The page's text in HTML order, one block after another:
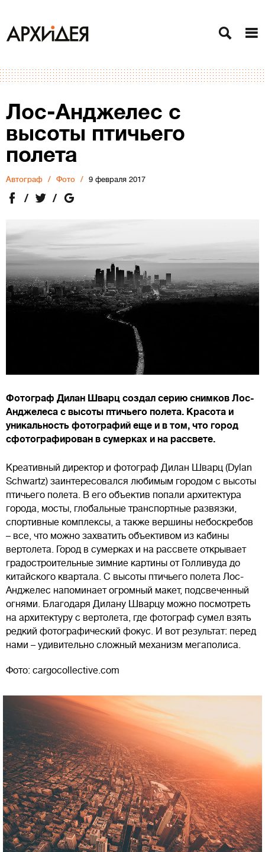
Лос-Анджелес с
высоты птичьего
полета
Автограф Фото 9 февраля 2017
Фотограф Дилан Шварц создал серию снимков Лос-
Анджелеса с высоты птичьего полета. Красота и
уникальность фотографий еще и в том, что город
сфотографирован в сумерках и на рассвете.
Креативный директор и фотограф Дилан Шварц (Dylan
Schwartz) заинтересовался любимым городом с высоты
птичьего полета. В его объектив попали архитектура
города, мосты, глобальные транспортные развязки,
спортивные комплексы, а также вершины небоскребов
– все, что можно захватить объективом из кабины
вертолета. Город в сумерках и на рассвете открывает
градостроительные зимние картины от Голливуда до
китайского квартала. С высоты птичьего полета Лос-
Анджелес напоминает огромный макет, подсвеченный
огнями. Благодаря Дилану Шварцу можно посмотреть
на архитектуру с вертолета, где фотограф сумел взять
редкий фотографический фокус. И вот результат: перед
нами – удивительно сложный механизм мегаполиса.
Фото: cargocollective.com